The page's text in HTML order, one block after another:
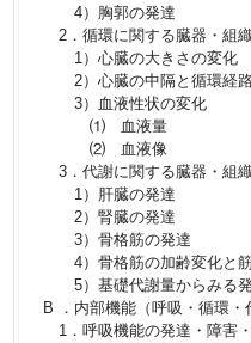
4）胸郭の発達
2．循環に関する臓器・組
1）心臓の大きさの変化
2）心臓の中隔と循環経
3）血液性状の変化
⑴ 血液量
⑵ 血液像
3．代謝に関する臓器・組
1）肝臓の発達
2）腎臓の発達
3）骨格筋の発達
4）骨格筋の加齢変化と筋
5）基礎代謝量からみる
B ．内部機能（呼吸・循環・
1．呼吸機能の発達・障害